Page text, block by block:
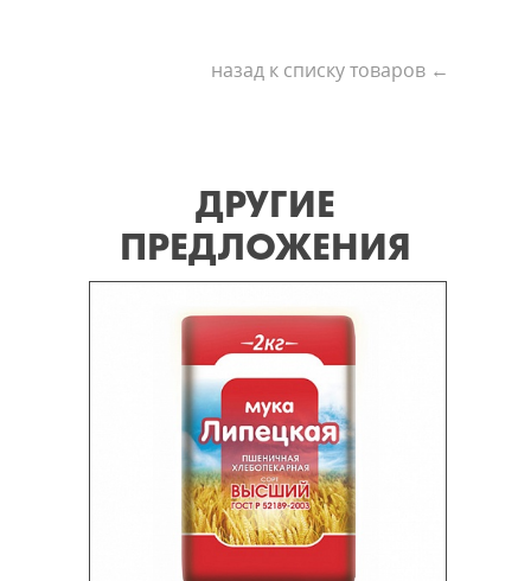
назад к списку товаров ←
ДРУГИЕ
ПРЕДЛОЖЕНИЯ